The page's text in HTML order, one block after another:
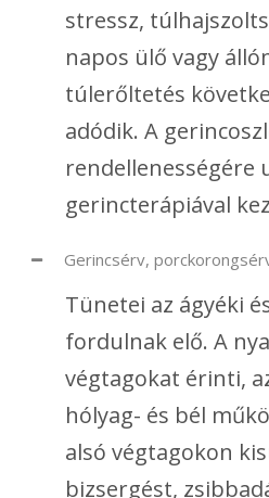
stressz,
napos ülő vagy
túlerőltetés
adódik. A
rendellenességére
gerincterápiával
Gerincsérv,
Tünetei az ágyéki
fordulnak elő. A
végtagokat érinti,
hólyag- és bél
alsó végtagokon
bizsergést,